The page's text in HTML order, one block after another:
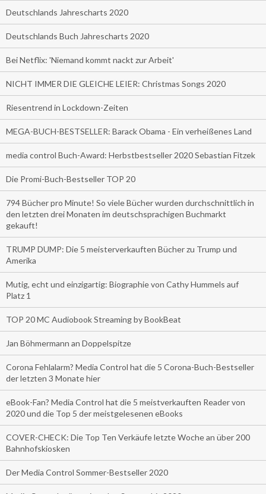
Deutschlands Jahrescharts 2020
Deutschlands Buch Jahrescharts 2020
Bei Netflix: 'Niemand kommt nackt zur Arbeit'
NICHT IMMER DIE GLEICHE LEIER: Christmas Songs 2020
Riesentrend in Lockdown-Zeiten
MEGA-BUCH-BESTSELLER: Barack Obama - Ein verheißenes Land
media control Buch-Award: Herbstbestseller 2020 Sebastian Fitzek
Die Promi-Buch-Bestseller TOP 20
794 Bücher pro Minute! So viele Bücher wurden durchschnittlich in
den letzten drei Monaten im deutschsprachigen Buchmarkt
gekauft!
TRUMP DUMP: Die 5 meisterverkauften Bücher zu Trump und
Amerika
Mutig, echt und einzigartig: Biographie von Cathy Hummels auf
Platz 1
TOP 20 MC Audiobook Streaming by BookBeat
Jan Böhmermann an Doppelspitze
Corona Fehlalarm? Media Control hat die 5 Corona-Buch-Bestseller
der letzten 3 Monate hier
eBook-Fan? Media Control hat die 5 meistverkauften Reader von
2020 und die Top 5 der meistgelesenen eBooks
COVER-CHECK: Die Top Ten Verkäufe letzte Woche an über 200
Bahnhofskiosken
Der Media Control Sommer-Bestseller 2020